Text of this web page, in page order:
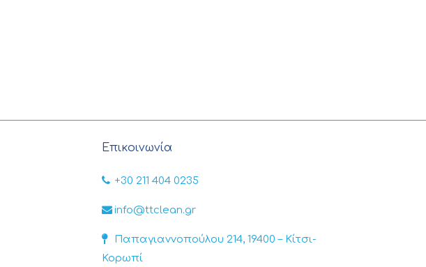
Επικοινωνία
+30 211 404 0235
info@ttclean.gr
Παπαγιαννοπούλου 214, 19400 – Κίτσι-
Κορωπί